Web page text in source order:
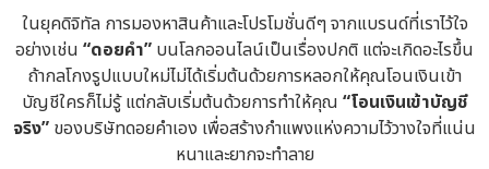
ในยุคดิจิทัล การมองหาสินค้าและโปรโมชั่นดีๆ จากแบรนด์ที่เราไว้ใจ
อย่างเช่น “ดอยคำ” บนโลกออนไลน์เป็นเรื่องปกติ แต่จะเกิดอะไรขึ้น
ถ้ากลโกงรูปแบบใหม่ไม่ได้เริ่มต้นด้วยการหลอกให้คุณโอนเงินเข้า
บัญชีใครก็ไม่รู้ แต่กลับเริ่มต้นด้วยการทำให้คุณ “โอนเงินเข้าบัญชี
จริง” ของบริษัทดอยคำเอง เพื่อสร้างกำแพงแห่งความไว้วางใจที่แน่น
หนาและยากจะทำลาย